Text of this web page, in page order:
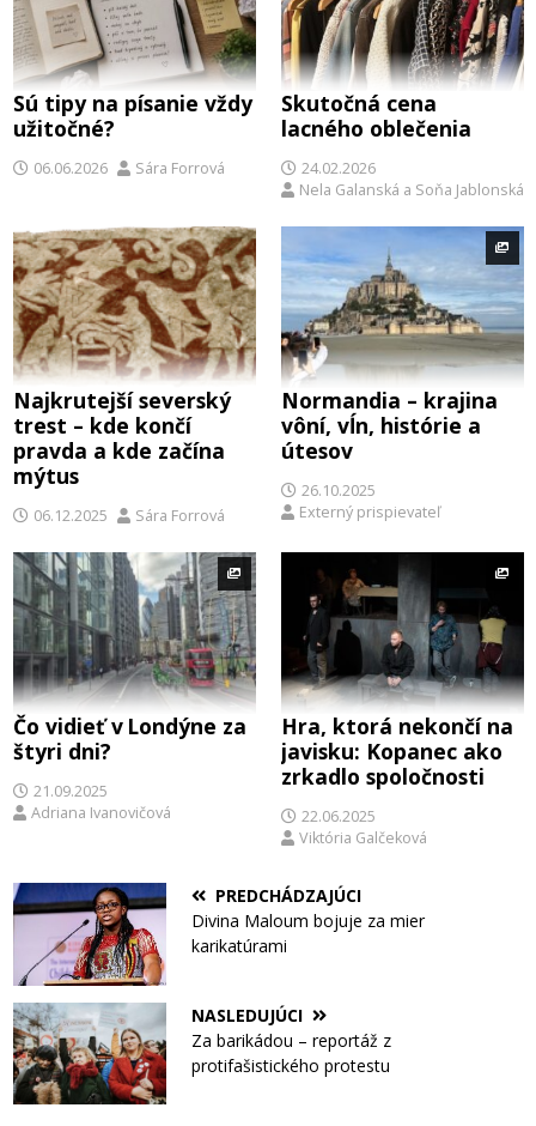
Sú tipy na písanie vždy
užitočné?
06.06.2026 Sára Forrová
Skutočná cena
lacného oblečenia
24.02.2026
Nela Galanská a Soňa Jablonská
Najkrutejší severský
trest – kde končí
pravda a kde začína
mýtus
06.12.2025 Sára Forrová
Normandia – krajina
vôní, vĺn, histórie a
útesov
26.10.2025
Externý prispievateľ
Čo vidieť v Londýne za
štyri dni?
21.09.2025
Adriana Ivanovičová
Hra, ktorá nekončí na
javisku: Kopanec ako
zrkadlo spoločnosti
22.06.2025
Viktória Galčeková
PREDCHÁDZAJÚCI
Divina Maloum bojuje za mier
karikatúrami
NASLEDUJÚCI
Za barikádou – reportáž z
protifašistického protestu